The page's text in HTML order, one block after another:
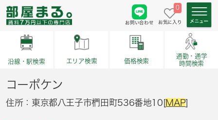
お問い合わせ
0
お気に入り
沿線・駅検索 エリア検索 価格検索
通勤・通学
時間検索
コーポケン
住所：東京都八王子市椚田町536番地10[MAP]